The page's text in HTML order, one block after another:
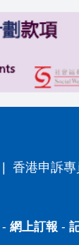
香港申訴
網上訂報 -